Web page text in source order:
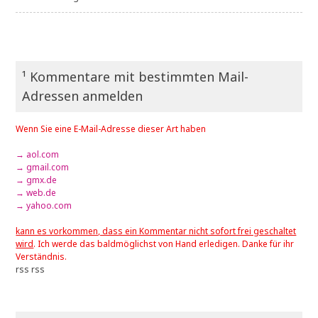
¹ Kommentare mit bestimmten Mail-
Adressen anmelden
Wenn Sie eine E-Mail-Adresse dieser Art haben
→ aol.com
→ gmail.com
→ gmx.de
→ web.de
→ yahoo.com
kann es vorkommen, dass ein Kommentar nicht sofort frei geschaltet
wird. Ich werde das baldmöglichst von Hand erledigen. Danke für ihr
Verständnis.
rss rss